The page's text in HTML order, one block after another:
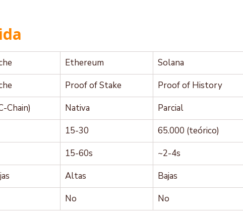
Ethereum
Solana
Proof of Stake
Proof of History
Chain) Nativa
Parcial
15-30
65.000 (teórico)
15-60s
~2-4s
Altas
Bajas
No No